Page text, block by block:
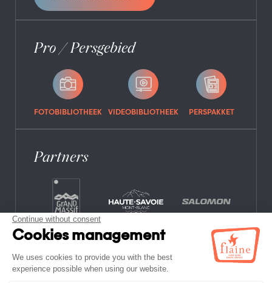
Pro / Persgebied
FOTOBIBLIOTHEEK VIDEOBIBLIOTHEEK PERSPAKKET
Partners